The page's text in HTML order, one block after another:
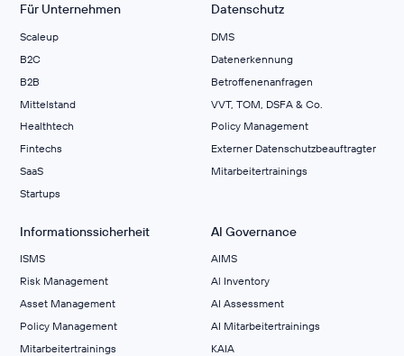
Für Unternehmen
Scaleup
B2C
B2B
Mittelstand
Healthtech
Fintechs
SaaS
Startups
Datenschutz
DMS
Datenerkennung
Betroffenenanfragen
VVT, TOM, DSFA & Co.
Policy Management
Externer Datenschutzbeauftragter
Mitarbeitertrainings
Informationssicherheit
ISMS
Risk Management
Asset Management
Policy Management
Mitarbeitertrainings
AI Governance
AIMS
Al Inventory
AI Assessment
AI Mitarbeitertrainings
KAIA